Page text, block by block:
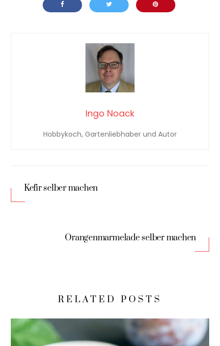
Ingo Noack
Hobbykoch, Gartenliebhaber und Autor
Kefir selber machen
Orangenmarmelade selber machen
RELATED POSTS